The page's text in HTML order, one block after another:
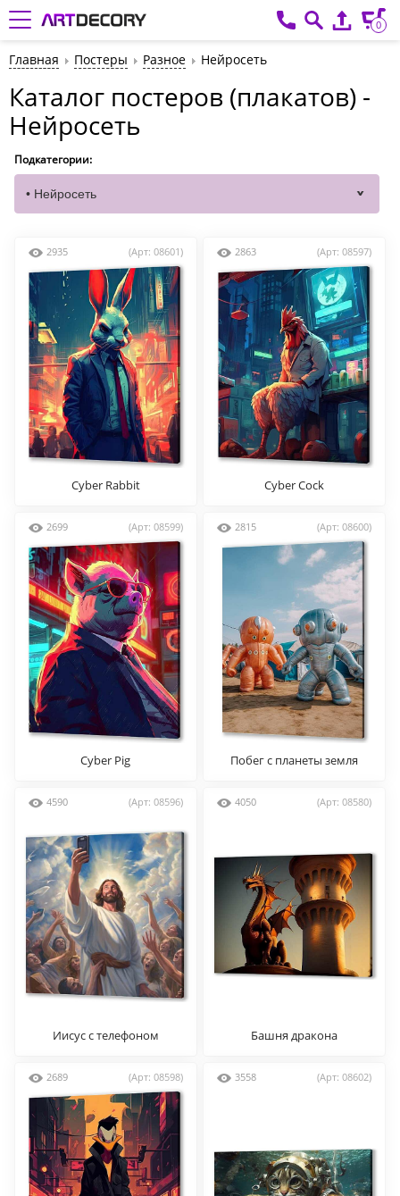
0
Главная Постеры Разное Нейросеть
Каталог постеров (плакатов) -
Нейросеть
Подкатегории:
2935 (Арт: 08601)
Cyber Rabbit
2863 (Арт: 08597)
Cyber Cock
2699 (Арт: 08599)
Cyber Pig
2815 (Арт: 08600)
Побег с планеты земля
4590 (Арт: 08596)
Иисус с телефоном
4050 (Арт: 08580)
Башня дракона
2689 (Арт: 08598) 3558 (Арт: 08602)